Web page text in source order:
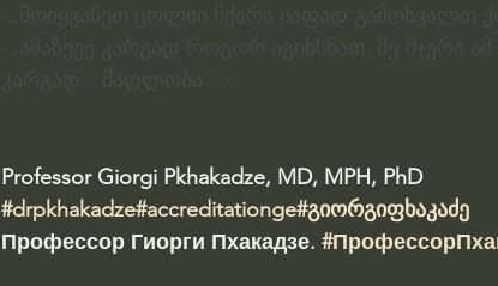
-„მოიყვანეთ ცოლიი ჩქარა იაფად გამოხვალთ
-„ამაზეეე კარგად როგორ აგიხსნათ. მე მჯერა
კარგად…მადლობა“…
Professor Giorgi Pkhakadze, MD, MPH, PhD
#drpkhakadze#accreditationge#გიორგიფხაკაძე
Профессор Гиорги Пхакадзе.